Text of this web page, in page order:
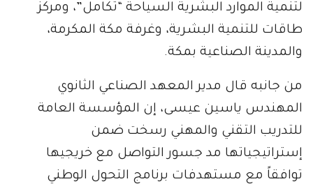
لتنمية الموارد البشرية السياحة “تكامل”، ومركز
طاقات للتنمية البشرية، وغرفة مكة المكرمة،
والمدينة الصناعية بمكة.
من جانبه قال مدير المعهد الصناعي الثانوي
المهندس ياسين عيسى، إن المؤسسة العامة
للتدريب التقني والمهني رسخت ضمن
إستراتيجياتها مد جسور التواصل مع خريجيها
توافقاً مع مستهدفات برنامج التحول الوطني